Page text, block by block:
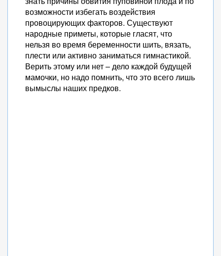
возможности избегать воздействия
провоцирующих факторов. Существуют
народные приметы, которые гласят, что
нельзя во время беременности шить, вязать,
плести или активно заниматься гимнастикой.
Верить этому или нет – дело каждой будущей
мамочки, но надо помнить, что это всего лишь
вымыслы наших предков.